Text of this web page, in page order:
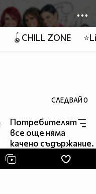
🪀CHILL ZONE
СЛЕДВАЙ0
Потребителят
все още няма
качено съдържание.